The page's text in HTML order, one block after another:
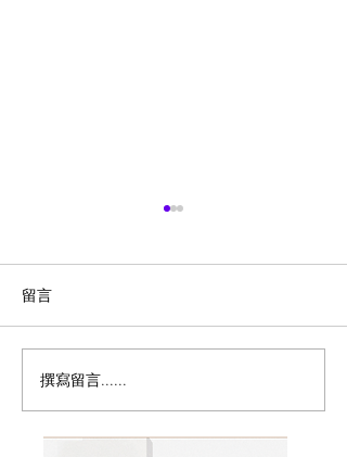
历史新低！Samsonite 新
秀丽 Winfield 2 全PC
20+28寸 黑色拉杆行李箱2
留言
撰寫留言......